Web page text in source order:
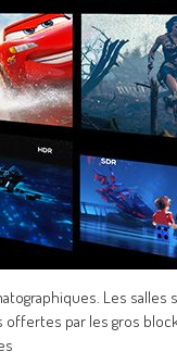
Les salles
par les gros